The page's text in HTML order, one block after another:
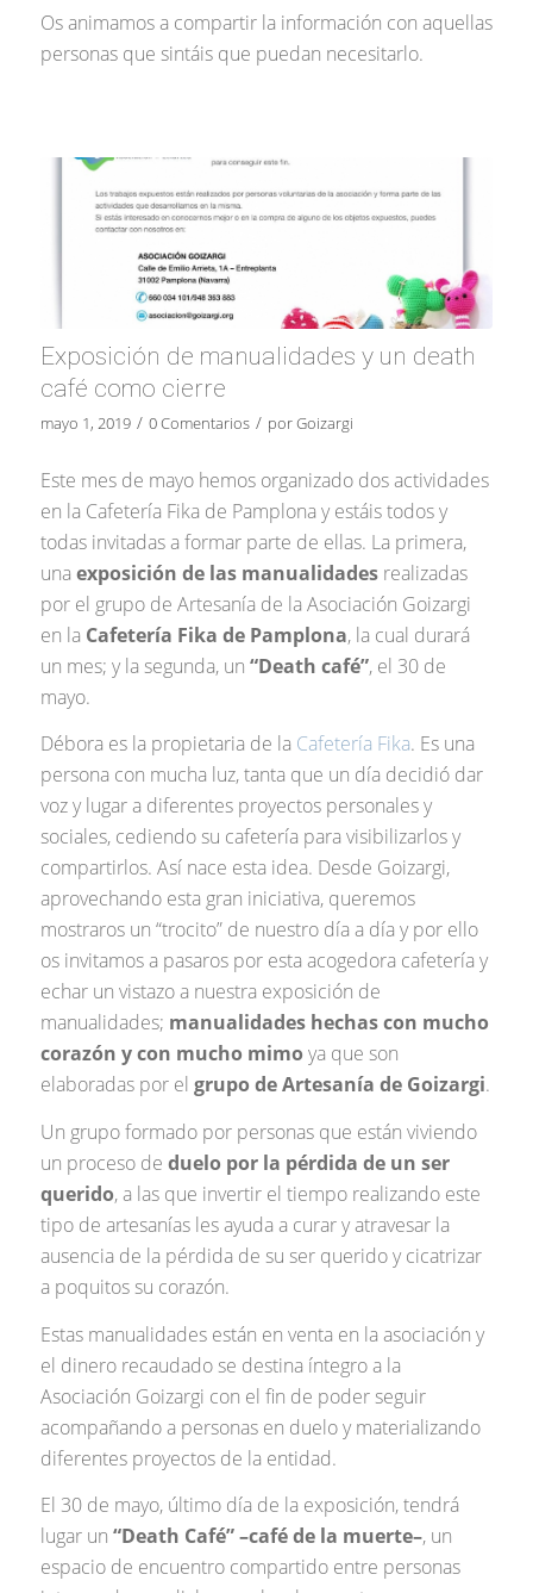
Os animamos a compartir la información con aquellas
personas que sintáis que puedan necesitarlo.
Exposición de manualidades y un death
café como cierre
mayo 1, 2019 / 0 Comentarios / porGoizargi
Este mes de mayo hemos organizado dos actividades
en la Cafetería Fika de Pamplona y estáis todos y
todas invitadas a formar parte de ellas. La primera,
una exposición de las manualidadesrealizadas
por el grupo de Artesanía de la Asociación Goizargi
en la Cafetería Fika de Pamplona, la cual durará
un mes; y la segunda, un “Death café”, el 30 de
mayo.
Débora es la propietaria de la Cafetería Fika. Es una
persona con mucha luz, tanta que un día decidió dar
voz y lugar a diferentes proyectos personales y
sociales, cediendo su cafetería para visibilizarlos y
compartirlos. Así nace esta idea. Desde Goizargi,
aprovechando esta gran iniciativa, queremos
mostraros un “trocito” de nuestro día a día y por ello
os invitamos a pasaros por esta acogedora cafetería y
echar un vistazo a nuestra exposición de
manualidades; manualidades hechas con mucho
corazón y con mucho mimoya que son
elaboradas por el grupo de Artesanía de Goizargi.
Un grupo formado por personas que están viviendo
un proceso de duelo por la pérdida de un ser
querido, a las que invertir el tiempo realizando este
tipo de artesanías les ayuda a curar y atravesar la
ausencia de la pérdida de su ser querido y cicatrizar
a poquitos su corazón.
Estas manualidades están en venta en la asociación y
el dinero recaudado se destina íntegro a la
Asociación Goizargi con el fin de poder seguir
acompañando a personas en duelo y materializando
diferentes proyectos de la entidad.
El 30 de mayo, último día de la exposición, tendrá
lugar un “Death Café” –café de la muerte–, un
espacio de encuentro compartido entre personas